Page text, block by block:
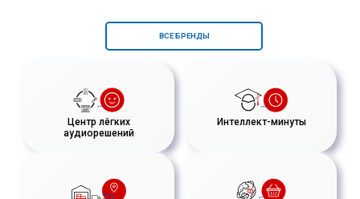
ВСЕ БРЕНДЫ
Центр лёгких
аудиорешений
Интеллект-минуты